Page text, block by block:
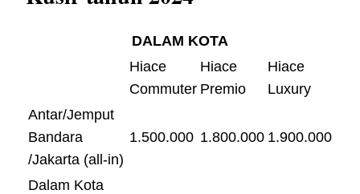
DALAM KOTA
Hiace
Commuter
Hiace
Premio
Hiace
Luxury
Antar/Jemput
Bandara
/Jakarta (all-in)
1.500.000 1.800.000 1.900.000
Dalam Kota